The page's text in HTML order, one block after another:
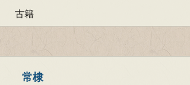
古籍
常棣